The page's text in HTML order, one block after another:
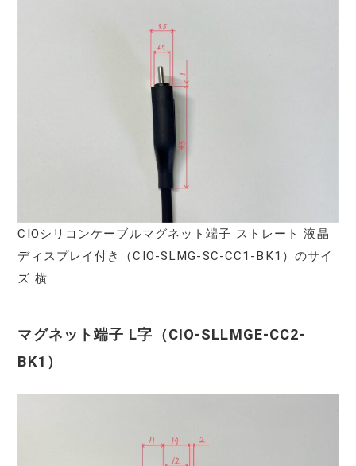
CIOシリコンケーブルマグネット端子 ストレート 液晶
ディスプレイ付き（‎CIO-SLMG-SC-CC1-BK1）のサイ
ズ 横
マグネット端子 L字（‎CIO-SLLMGE-CC2-
BK1）